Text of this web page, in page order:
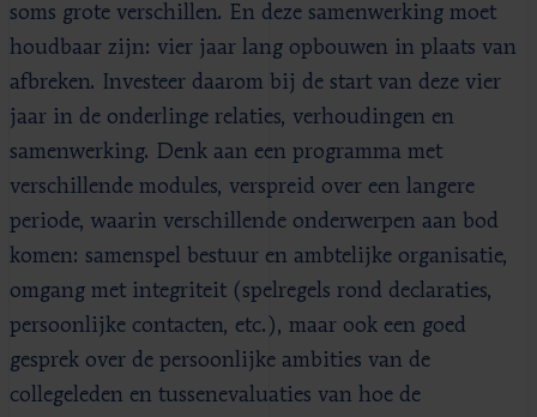
soms grote verschillen. En deze samenwerking moet
houdbaar zijn: vier jaar lang opbouwen in plaats van
afbreken. Investeer daarom bij de start van deze vier
jaar in de onderlinge relaties, verhoudingen en
samenwerking. Denk aan een programma met
verschillende modules, verspreid over een langere
periode, waarin verschillende onderwerpen aan bod
komen: samenspel bestuur en ambtelijke organisatie,
omgang met integriteit (spelregels rond declaraties,
persoonlijke contacten, etc.), maar ook een goed
gesprek over de persoonlijke ambities van de
collegeleden en tussenevaluaties van hoe de